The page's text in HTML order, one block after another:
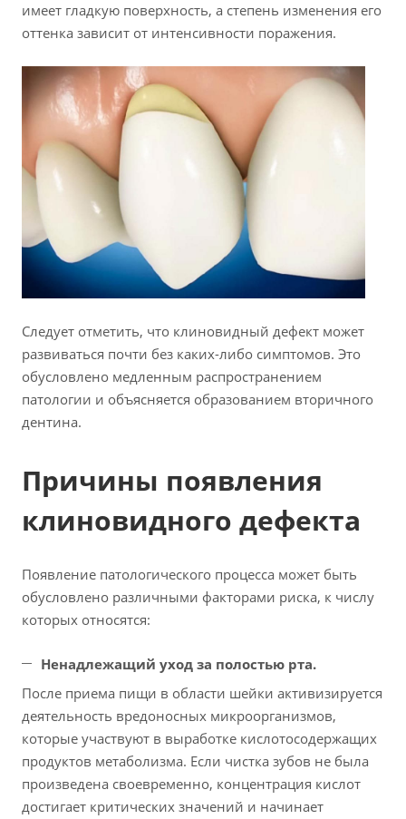
имеет гладкую поверхность, а степень изменения его
оттенка зависит от интенсивности поражения.
Следует отметить, что клиновидный дефект может
развиваться почти без каких-либо симптомов. Это
обусловлено медленным распространением
патологии и объясняется образованием вторичного
дентина.
Причины появления
клиновидного дефекта
Появление патологического процесса может быть
обусловлено различными факторами риска, к числу
которых относятся:
Ненадлежащий уход за полостью рта.
После приема пищи в области шейки активизируется
деятельность вредоносных микроорганизмов,
которые участвуют в выработке кислотосодержащих
продуктов метаболизма. Если чистка зубов не была
произведена своевременно, концентрация кислот
достигает критических значений и начинает